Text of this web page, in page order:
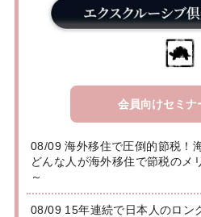
会員向けセミナ
08/09 海外移住で圧倒的節税！
どんな人が海外移住で節税のメ
～
08/09 15年連続で日本人のロン